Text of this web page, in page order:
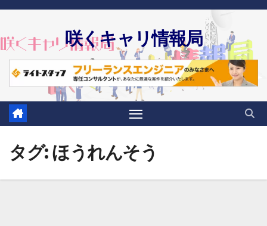
Skip
content
咲くキャリ情報局
タグ:ほうれんそう